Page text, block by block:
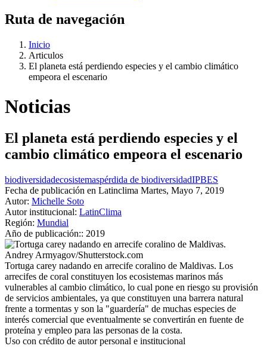
Ruta de navegación
Inicio
Articulos
El planeta está perdiendo especies y el cambio climático
empeora el escenario
Noticias
El planeta está perdiendo especies y el
cambio climático empeora el escenario
biodiversidadecosistemaspérdida de biodiversidadIPBES
Fecha de publicación en Latinclima Martes, Mayo 7, 2019
Autor: Michelle Soto
Autor institucional: LatinClima
Región: Mundial
Año de publicación:: 2019
Andrey Armyagov/Shutterstock.com
Tortuga carey nadando en arrecife coralino de Maldivas. Los
arrecifes de coral constituyen los ecosistemas marinos más
vulnerables al cambio climático, lo cual pone en riesgo su provisión
de servicios ambientales, ya que constituyen una barrera natural
frente a tormentas y son la "guardería" de muchas especies de
interés comercial que eventualmente se convertirán en fuente de
proteína y empleo para las personas de la costa.
Uso con crédito de autor personal e institucional